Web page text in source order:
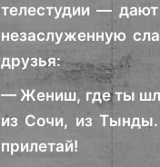
телестудии —
незаслуженную
друзья:
— Жениш, где ты
из Сочи, из
прилетай!